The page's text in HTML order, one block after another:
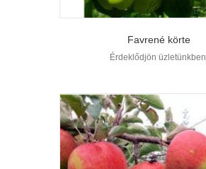
Favrené körte
Érdeklődjön üzletünkben.